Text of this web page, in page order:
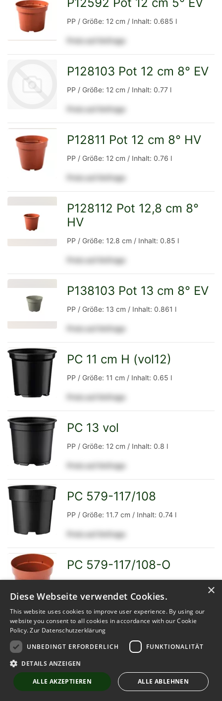
Detailseite
PP / Größe: 12 cm / Inhalt: 0.685 l
Preis auf Anfrage
zur
P128103 Pot 12 cm 8° EV
PP / Größe: 12 cm / Inhalt: 0.77 l
Preis auf Anfrage
Detailseite
P12811 Pot 12 cm 8° HV
PP / Größe: 12 cm / Inhalt: 0.76 l
Preis auf Anfrage
P128112 Pot 12,8 cm 8°
HV
PP / Größe: 12.8 cm / Inhalt: 0.85 l
Preis auf Anfrage
Detailseite
P138103 Pot 13 cm 8° EV
PP / Größe: 13 cm / Inhalt: 0.861 l
Preis auf Anfrage
Detailseite
PC 11 cm H (vol12)
PP / Größe: 11 cm / Inhalt: 0.65 l
Preis auf Anfrage
Detailseite
PC 13 vol
PP / Größe: 12 cm / Inhalt: 0.8 l
Preis auf Anfrage
Detailseite
PC 579-117/108
PP / Größe: 11.7 cm / Inhalt: 0.74 l
Preis auf Anfrage
Detailseite
PC 579-117/108-O
Preis auf Anfrage
zur
Pot 10 cm 5°
PP / Größe: 10 cm / Inhalt: 0.4 l
Preis auf Anfrage
×
Diese Webseite verwendet Cookies.
This website uses cookies to improve user experience. By using our
website you consent to all cookies in accordance with our Cookie
Policy.Zur Datenschutzerklärung
UNBEDINGT ERFORDERLICH
FUNKTIONALITÄT
DETAILS ANZEIGEN
ALLE AKZEPTIEREN ALLE ABLEHNEN